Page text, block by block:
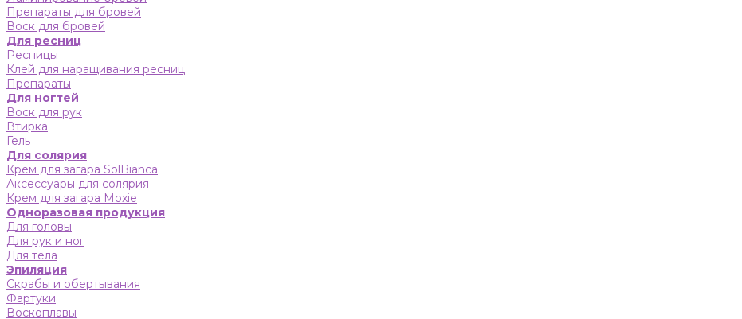
Препараты для бровей
Воск для бровей
Для ресниц
Ресницы
Клей для наращивания ресниц
Препараты
Для ногтей
Воск для рук
Втирка
Гель
Для солярия
Крем для загара SolBianca
Аксессуары для солярия
Крем для загара Moxie
Одноразовая продукция
Для головы
Для рук и ног
Для тела
Эпиляция
Скрабы и обертывания
Фартуки
Воскоплавы